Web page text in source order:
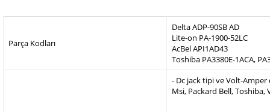
Parça Kodları
Delta ADP-90SB AD
Lite-on PA-1900-52LC
AcBel API1AD43
Toshiba PA3380E-1ACA,
- Dc jack tipi ve Volt-
Msi, Packard Bell,